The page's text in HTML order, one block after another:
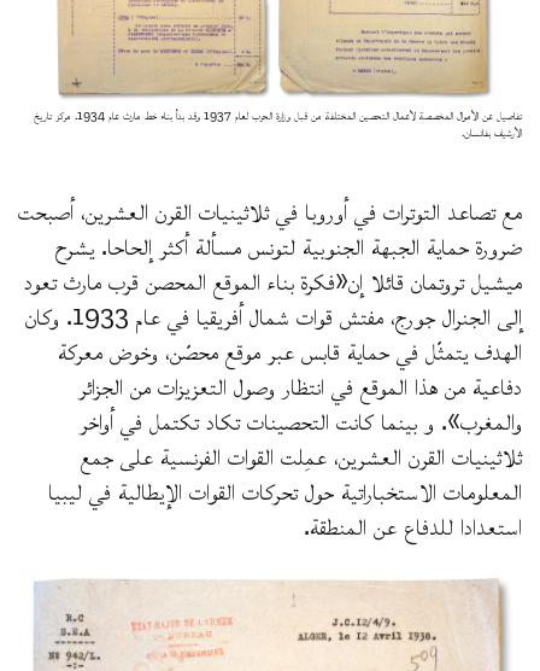
تفاصيل عن الأموال المخصصة لأعمال التحصين المختلفة من قبل وزارة الحرب لعام 1937 وقد بدأ بناء خط مارث عام 1934. مركز تاريخ
الأرشيف بفانسان.
مع تصاعد التوترات في أوروبا في ثلاثينيات القرن العشرين، أصبحت
ضرورة حماية الجبهة الجنوبية لتونس مسألة أكثر إلحاحا. يشرح
ميشيل تروتمان قائلا إن«فكرة بناء الموقع المحصن قرب مارث تعود
إلى الجنرال جورج، مفتش قوات شمال أفريقيا في عام 1933. وكان
الهدف يتمثّل في حماية قابس عبر موقع محصّن، وخوض معركة
دفاعية من هذا الموقع في انتظار وصول التعزيزات من الجزائر
والمغرب». و بينما كانت التحصينات تكاد تكتمل في أواخر
ثلاثينيات القرن العشرين، عمِلت القوات الفرنسية على جمع
المعلومات الاستخباراتية حول تحركات القوات الإيطالية في ليبيا
استعدادا للدفاع عن المنطقة.